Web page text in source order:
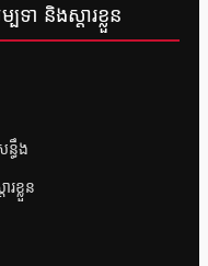
ា និងស្តារខ្លួន
ធឹង
រខ្លួន